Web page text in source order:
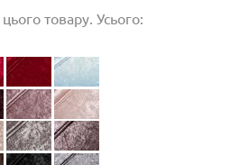
цього товару. Усього: